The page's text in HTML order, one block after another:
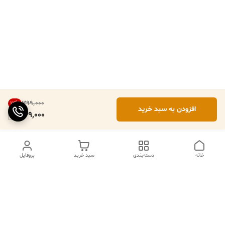
۳۹۹٬۰۰۰ 12%
349,000
افزودن به سبد خرید
پروفایل سبد خرید دسته‌بندی خانه